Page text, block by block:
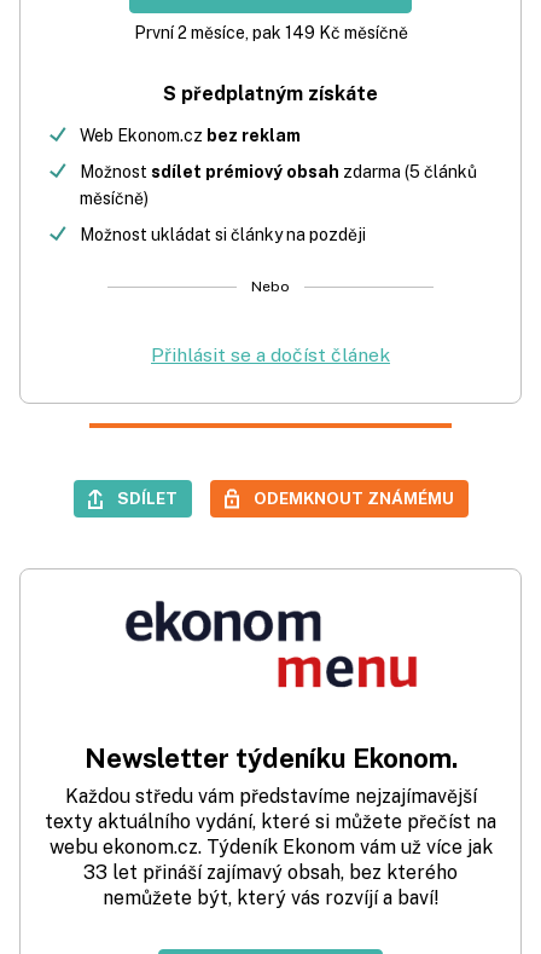
První 2 měsíce, pak 149 Kč měsíčně
S předplatným získáte
Web Ekonom.cz bez reklam
Možnost sdílet prémiový obsah zdarma (5 článků
měsíčně)
Možnost ukládat si články na později
Nebo
Přihlásit se a dočíst článek
SDÍLET ODEMKNOUT ZNÁMÉMU
Newsletter týdeníku Ekonom.
Každou středu vám představíme nejzajímavější
texty aktuálního vydání, které si můžete přečíst na
webu ekonom.cz. Týdeník Ekonom vám už více jak
33 let přináší zajímavý obsah, bez kterého
nemůžete být, který vás rozvíjí a baví!